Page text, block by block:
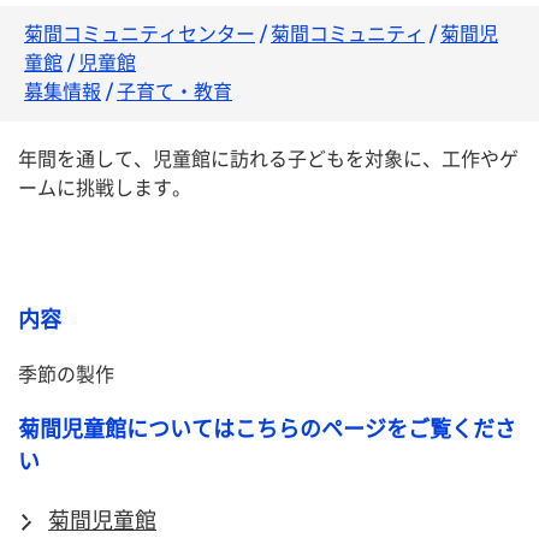
菊間コミュニティセンター /菊間コミュニティ /菊間児
童館/児童館
募集情報 /子育て・教育
年間を通して、児童館に訪れる子どもを対象に、工作やゲ
ームに挑戦します。
内容
季節の製作
菊間児童館についてはこちらのページをご覧くださ
い
菊間児童館